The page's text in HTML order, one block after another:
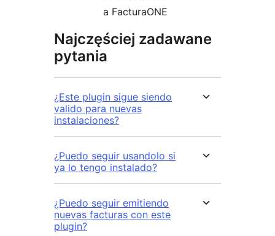
a FacturaONE
Najczęściej zadawane
pytania
¿Este plugin sigue siendo
valido para nuevas
instalaciones?
¿Puedo seguir usandolo si
ya lo tengo instalado?
¿Puedo seguir emitiendo
nuevas facturas con este
plugin?